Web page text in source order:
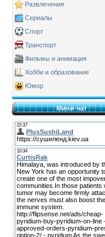
Развлечения
Сериалы
Спорт
Транспорт
Фильмы и анимация
Хобби и образование
Юмор
Мини-чат